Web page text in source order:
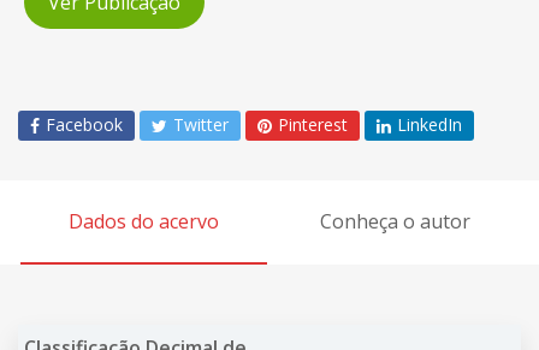
Facebook Twitter Pinterest LinkedIn
Dados do acervo Conheça o autor